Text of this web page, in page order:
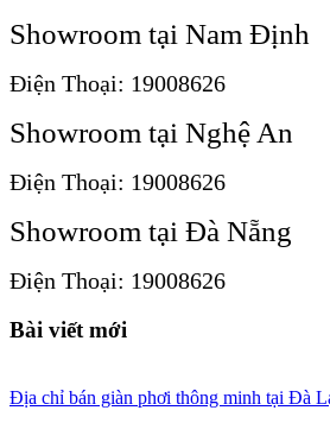
Showroom tại Nam Định
Điện Thoại: 19008626
Showroom tại Nghệ An
Điện Thoại: 19008626
Showroom tại Đà Nẵng
Điện Thoại: 19008626
Bài viết mới
Địa chỉ bán giàn phơi thông minh tại Đà